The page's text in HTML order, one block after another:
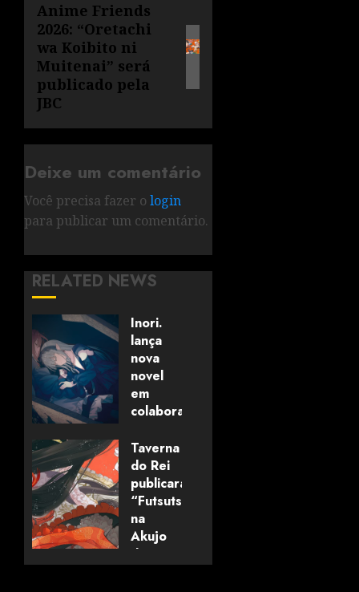
Anime Friends
2026: “Oretachi
wa Koibito ni
Muitenai” será
publicado pela
JBC
Deixe um comentário
Você precisa fazer o login
para publicar um comentário.
RELATED NEWS
Inori.
lança
nova
novel
em
colaboração
editora
alemã
06/08/2026
0
Taverna
do Rei
publicará
“Futsutsuka
na
Akujo
dewa